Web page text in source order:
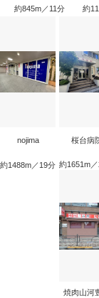
約845m／11分
約
nojima
約1488m／19分
桜台病
約1651m
焼肉山河